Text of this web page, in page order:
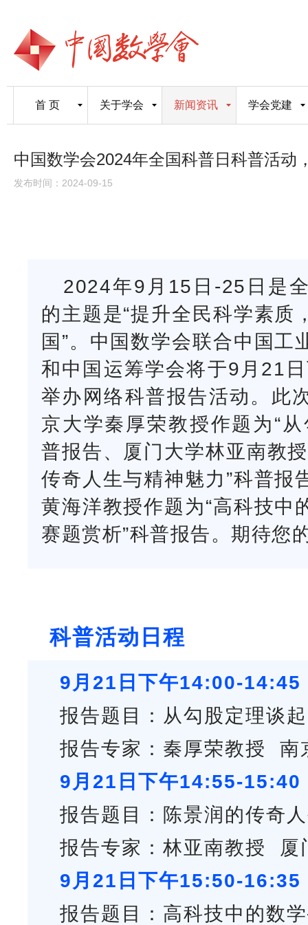
首 页 关于学会 新闻资讯 学会党建
中国数学会2024年全国科普日科普活动
发布时间：2024-09-15
2024年9月15日-25日是
的主题是“提升全民科学素质
国”。中国数学会联合中国工
和中国运筹学会将于9月21
举办网络科普报告活动。此
京大学秦厚荣教授作题为“
普报告、厦门大学林亚南教
传奇人生与精神魅力”科普报
黄海洋教授作题为“高科技
赛题赏析”科普报告。期待您
科普活动日程
9月21日下午14:00-14:45
报告题目：从勾股定理
报告专家：秦厚荣教授 南
9月21日下午14:55-15:40
报告题目：陈景润的传奇
报告专家：林亚南教授 厦
9月21日下午15:50-16:35
报告题目：高科技中的数